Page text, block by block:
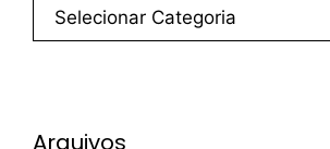
Arquivos